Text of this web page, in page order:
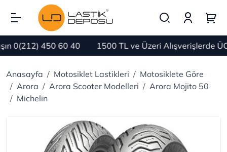
0(212) 450 60 40 1500 TL ve Üzeri Alışverişlerde
Anasayfa Motosiklet Lastikleri
Motosiklete Göre
Arora
Arora Scooter Modelleri
Arora Mojito 50
Michelin